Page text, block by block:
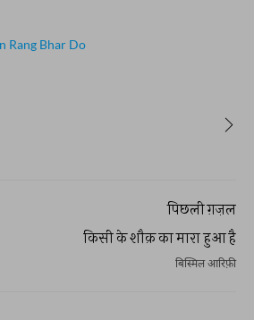
Rang Bhar Do
पिछली ग़ज़ल
किसी के शौक़ का मारा हुआ है
बिस्मिल आरिफ़ी